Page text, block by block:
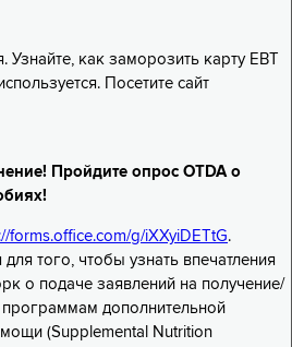
как заморозить карту EBT
Посетите сайт
Пройдите опрос OTDA о
forms.office.com/g/iXXyiDETtG.
того, чтобы узнать впечатления
о подаче заявлений на получение/
дополнительной
(Supplemental Nutrition